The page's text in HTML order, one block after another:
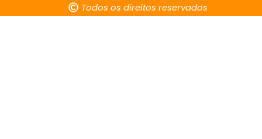
Todos os direitos reservados